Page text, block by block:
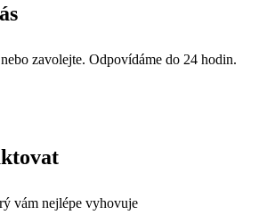
zavolejte. Odpovídáme do 24 hodin.
vám nejlépe vyhovuje